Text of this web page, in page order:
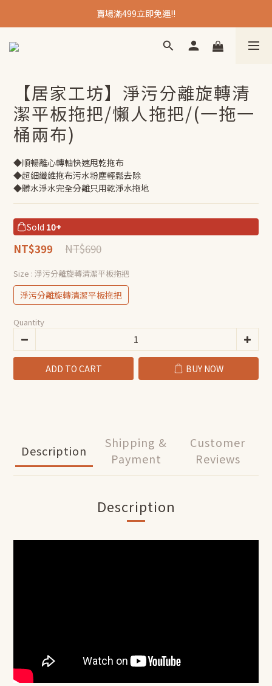
賣場滿499立即免運!!
【居家工坊】淨污分離旋轉清
潔平板拖把/懶人拖把/(一拖一
桶兩布)
◆順暢離心轉軸快速甩乾拖布
◆超細纖維拖布污水粉塵輕鬆去除
◆髒水淨水完全分離只用乾淨水拖地
Sold 10+
NT$690
NT$399
Size : 淨污分離旋轉清潔平板拖把
淨污分離旋轉清潔平板拖把
Quantity
ADD TO CART BUY NOW
Description
Shipping &
Payment
Customer
Reviews
Description